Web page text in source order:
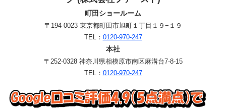
町田ショールーム
〒194-0023 東京都町田市旭町１丁目１９−１９
TEL： 0120-970-247
本社
〒252-0328 神奈川県相模原市南区麻溝台7-8-15
TEL： 0120-970-247